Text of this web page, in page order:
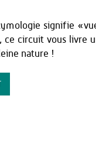
signifie
circuit vous livre
nature !